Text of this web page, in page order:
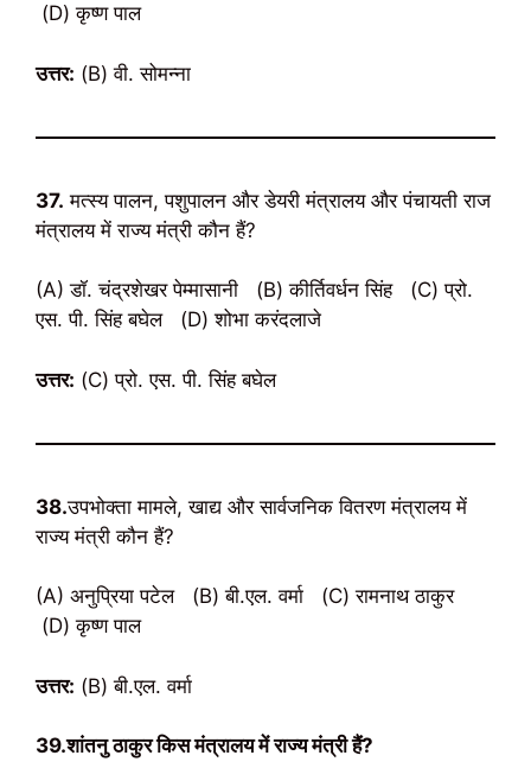
(D) कृष्ण पाल
उत्तर: (B) वी. सोमन्ना
37. मत्स्य पालन, पशुपालन और डेयरी मंत्रालय और पंचायती राज
मंत्रालय में राज्य मंत्री कौन हैं?
(A) डॉ. चंद्रशेखर पेम्मासानी (B) कीर्तिवर्धन सिंह (C) प्रो.
एस. पी. सिंह बघेल (D) शोभा करंदलाजे
उत्तर: (C) प्रो. एस. पी. सिंह बघेल
38.उपभोक्ता मामले, खाद्य और सार्वजनिक वितरण मंत्रालय में
राज्य मंत्री कौन हैं?
(A) अनुप्रिया पटेल (B) बी.एल. वर्मा (C) रामनाथ ठाकुर
(D) कृष्ण पाल
उत्तर: (B) बी.एल. वर्मा
39.शांतनु ठाकुर किस मंत्रालय में राज्य मंत्री हैं?